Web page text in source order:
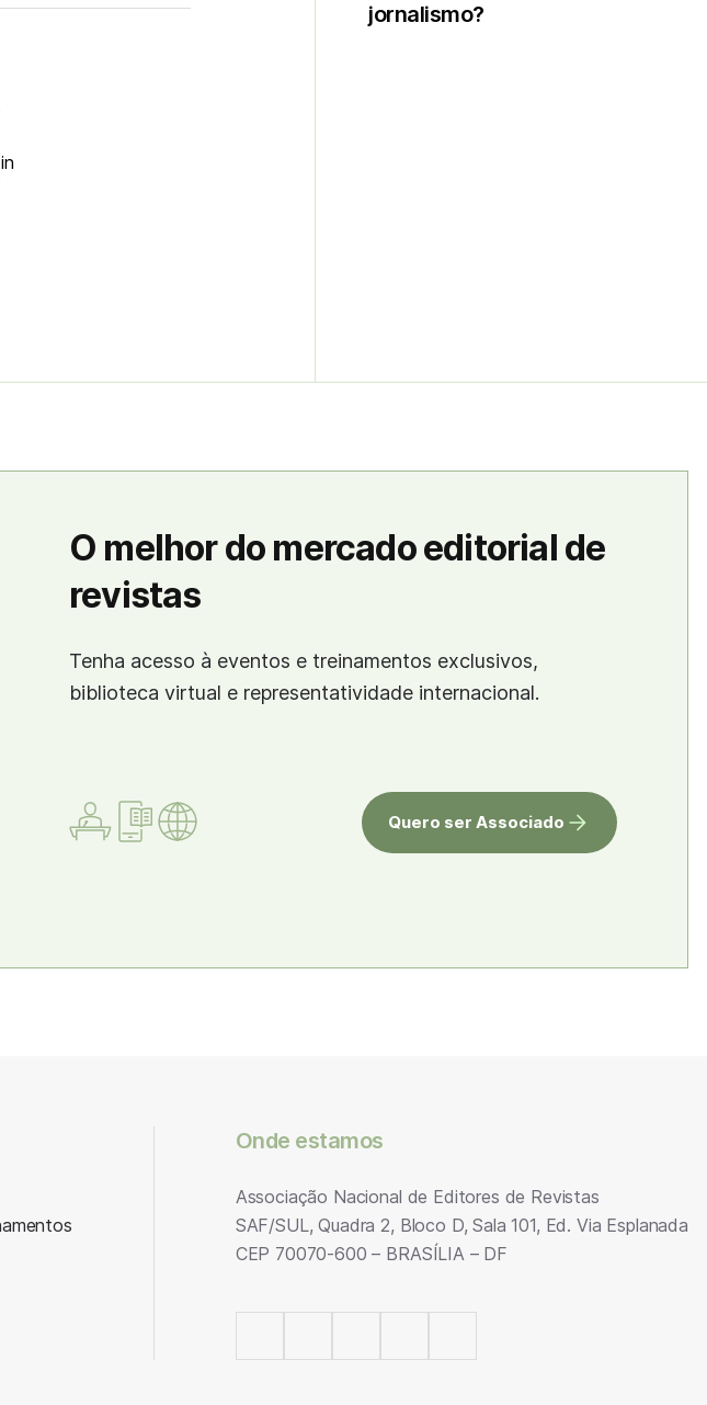
jornalismo?
O melhor do mercado editorial de
revistas
Tenha acesso à eventos e treinamentos exclusivos,
biblioteca virtual e representatividade internacional.
Quero ser Associado
Onde estamos
Associação Nacional de Editores de Revistas
SAF/SUL, Quadra 2, Bloco D, Sala 101, Ed. Via Esplanada
CEP 70070-600 – BRASÍLIA – DF